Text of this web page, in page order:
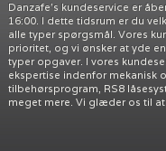
Danzafe’s kundeservice er
16:00. I dette tidsrum er du
alle typer spørgsmål. Vores
prioritet, og vi ønsker at yde
typer opgaver. I vores
ekspertise indenfor mekanisk
tilbehørsprogram, RS8
meget mere. Vi glæder os til